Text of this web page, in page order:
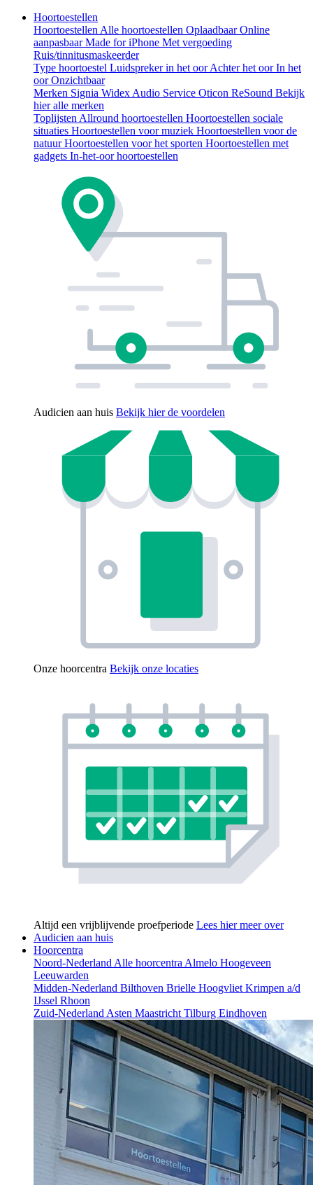
Hoortoestellen
Hoortoestellen Alle hoortoestellen OplaadbaarOnline
aanpasbaarMade for iPhone Met vergoeding
Ruis/tinnitusmaskeerder
Type hoortoestel Luidspreker in het oorAchter het oorIn het
oorOnzichtbaar
Merken Signia Widex Audio Service Oticon ReSound Bekijk
hier alle merken
Toplijsten Allround hoortoestellen Hoortoestellen sociale
situaties Hoortoestellen voor muziek Hoortoestellen voor de
natuurHoortoestellen voor het sporten Hoortoestellen met
gadgets In-het-oor hoortoestellen
Audicien aan huis Bekijk hier de voordelen
Onze hoorcentra Bekijk onze locaties
Altijd een vrijblijvende proefperiode Lees hier meer over
Audicien aan huis
Hoorcentra
Noord-Nederland Alle hoorcentra Almelo Hoogeveen
Leeuwarden
Midden-Nederland Bilthoven Brielle Hoogvliet Krimpen a/d
IJssel Rhoon
Zuid-Nederland Asten Maastricht Tilburg Eindhoven